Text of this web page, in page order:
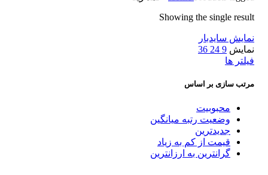
Showing the single result
نمایش سایدبار
نمایش 9
24
36
فیلتر ها
مرتب سازی بر اساس
محبوبیت
وضعیت رتبه میانگین
جدیدترین
قیمت از کم به زیاد
گرانترین به ارزانترین